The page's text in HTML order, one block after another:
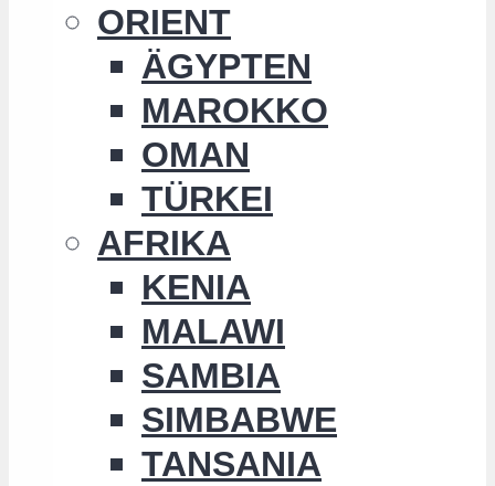
ORIENT
ÄGYPTEN
MAROKKO
OMAN
TÜRKEI
AFRIKA
KENIA
MALAWI
SAMBIA
SIMBABWE
TANSANIA